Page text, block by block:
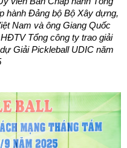
hành Đảng bộ Bộ Xây dựng,
Nam và ông Giang Quốc
Tổng công ty trao giải
Giải Pickleball UDIC năm